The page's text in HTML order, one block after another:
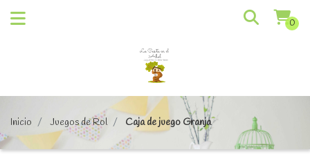
0
Inicio Juegos de Rol Caja de juego Granja